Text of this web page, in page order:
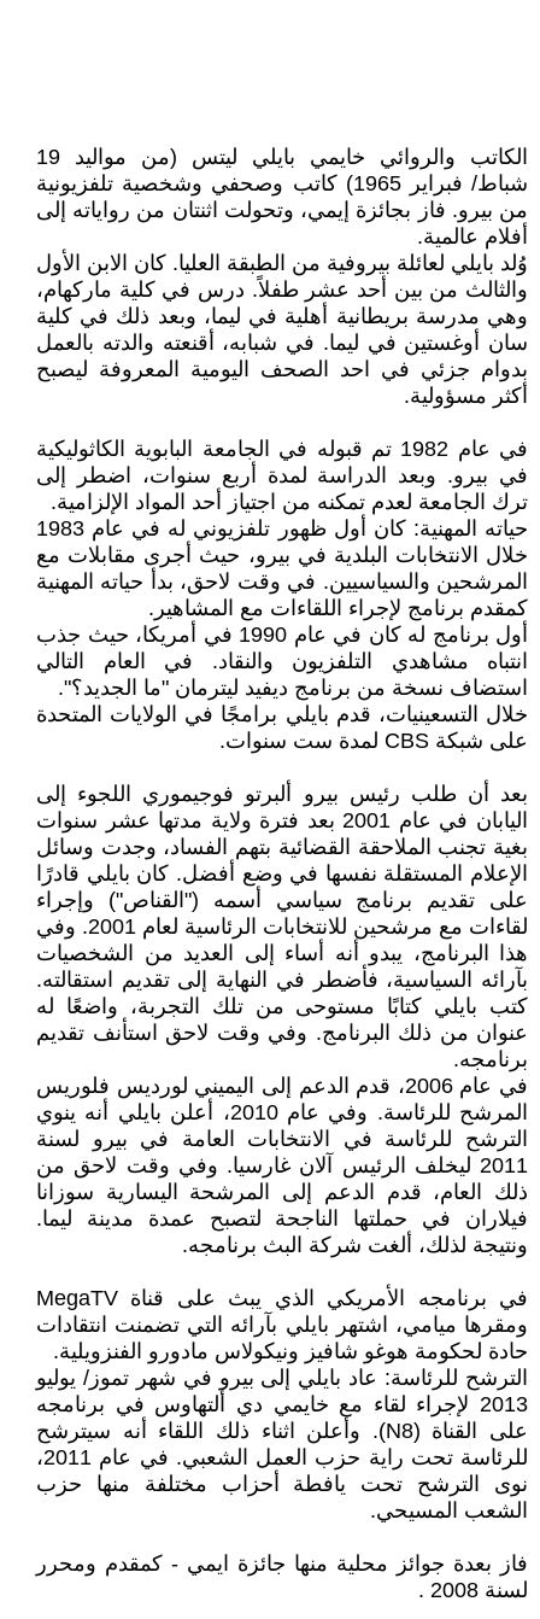
الكاتب والروائي خايمي بايلي ليتس (من مواليد 19
شباط/ فبراير 1965) كاتب وصحفي وشخصية تلفزيونية
من بيرو. فاز بجائزة إيمي، وتحولت اثنتان من رواياته إلى
أفلام عالمية.
وُلد بايلي لعائلة بيروفية من الطبقة العليا. كان الابن الأول
والثالث من بين أحد عشر طفلاً. درس في كلية ماركهام،
وهي مدرسة بريطانية أهلية في ليما، وبعد ذلك في كلية
سان أوغستين في ليما. في شبابه، أقنعته والدته بالعمل
بدوام جزئي في احد الصحف اليومية المعروفة ليصبح
أكثر مسؤولية.
في عام 1982 تم قبوله في الجامعة البابوية الكاثوليكية
في بيرو. وبعد الدراسة لمدة أربع سنوات، اضطر إلى
ترك الجامعة لعدم تمكنه من اجتياز أحد المواد الإلزامية.
حياته المهنية: كان أول ظهور تلفزيوني له في عام 1983
خلال الانتخابات البلدية في بيرو، حيث أجرى مقابلات مع
المرشحين والسياسيين. في وقت لاحق، بدأ حياته المهنية
كمقدم برنامج لإجراء اللقاءات مع المشاهير.
أول برنامج له كان في عام 1990 في أمريكا، حيث جذب
انتباه مشاهدي التلفزيون والنقاد. في العام التالي
استضاف نسخة من برنامج ديفيد ليترمان "ما الجديد؟".
خلال التسعينيات، قدم بايلي برامجًا في الولايات المتحدة
على شبكة CBS لمدة ست سنوات.
بعد أن طلب رئيس بيرو ألبرتو فوجيموري اللجوء إلى
اليابان في عام 2001 بعد فترة ولاية مدتها عشر سنوات
بغية تجنب الملاحقة القضائية بتهم الفساد، وجدت وسائل
الإعلام المستقلة نفسها في وضع أفضل. كان بايلي قادرًا
على تقديم برنامج سياسي أسمه ("القناص") وإجراء
لقاءات مع مرشحين للانتخابات الرئاسية لعام 2001. وفي
هذا البرنامج، يبدو أنه أساء إلى العديد من الشخصيات
بآرائه السياسية، فأضطر في النهاية إلى تقديم استقالته.
كتب بايلي كتابًا مستوحى من تلك التجربة، واضعًا له
عنوان من ذلك البرنامج. وفي وقت لاحق استأنف تقديم
برنامجه.
في عام 2006، قدم الدعم إلى اليميني لورديس فلوريس
المرشح للرئاسة. وفي عام 2010، أعلن بايلي أنه ينوي
الترشح للرئاسة في الانتخابات العامة في بيرو لسنة
2011 ليخلف الرئيس آلان غارسيا. وفي وقت لاحق من
ذلك العام، قدم الدعم إلى المرشحة اليسارية سوزانا
فيلاران في حملتها الناجحة لتصبح عمدة مدينة ليما.
ونتيجة لذلك، ألغت شركة البث برنامجه.
في برنامجه الأمريكي الذي يبث على قناة MegaTV
ومقرها ميامي، اشتهر بايلي بآرائه التي تضمنت انتقادات
حادة لحكومة هوغو شافيز ونيكولاس مادورو الفنزويلية.
الترشح للرئاسة: عاد بايلي إلى بيرو في شهر تموز/ يوليو
2013 لإجراء لقاء مع خايمي دي ألتهاوس في برنامجه
على القناة (N8). وأعلن اثناء ذلك اللقاء أنه سيترشح
للرئاسة تحت راية حزب العمل الشعبي. في عام 2011،
نوى الترشح تحت يافطة أحزاب مختلفة منها حزب
الشعب المسيحي.
فاز بعدة جوائز محلية منها جائزة ايمي - كمقدم ومحرر
لسنة 2008 .